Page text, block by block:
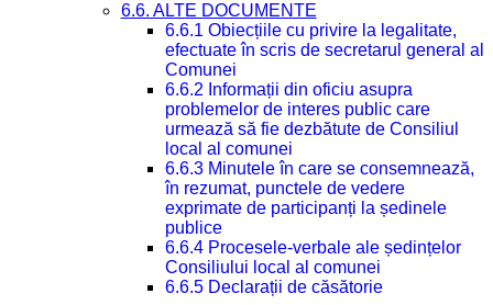
6.6. ALTE DOCUMENTE
6.6.1 Obiecțiile cu privire la legalitate,
efectuate în scris de secretarul general al
Comunei
6.6.2 Informații din oficiu asupra
problemelor de interes public care
urmează să fie dezbătute de Consiliul
local al comunei
6.6.3 Minutele în care se consemnează,
în rezumat, punctele de vedere
exprimate de participanți la ședinele
publice
6.6.4 Procesele-verbale ale ședințelor
Consiliului local al comunei
6.6.5 Declarații de căsătorie